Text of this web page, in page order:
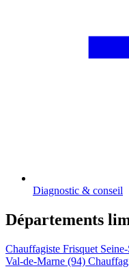
Diagnostic & conseil
Départements
Chauffagiste Frisquet
Val-de-Marne (94)